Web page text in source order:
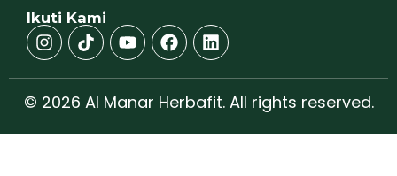
Ikuti Kami
© 2026 Al Manar Herbafit. All rights reserved.